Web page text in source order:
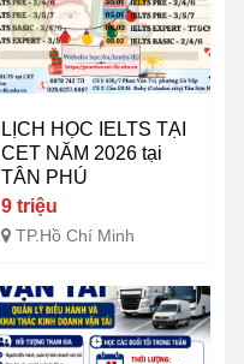
LỊCH HỌC IELTS TẠI
CET NĂM 2026 tại
TÂN PHÚ
9 triệu
TP.Hồ Chí Minh